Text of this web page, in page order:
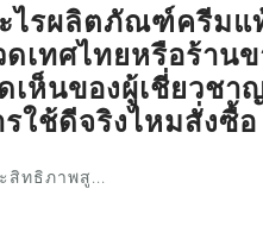
ไรผลิตภัณฑ์ครีมแ
เทศไทยหรือร้าน
เห็นของผู้เชี่ยวชา
ใช้ดีจริงไหมสั่งซื้อ
สิทธิภาพสู...